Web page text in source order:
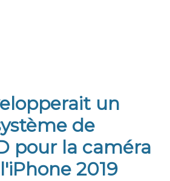
un
de
pour la caméra
2019